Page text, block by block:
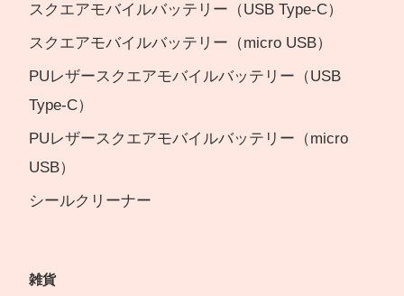
スクエアモバイルバッテリー（USB Type-C）
スクエアモバイルバッテリー（micro USB）
PUレザースクエアモバイルバッテリー（USB
Type-C）
PUレザースクエアモバイルバッテリー（micro
USB）
シールクリーナー
雑貨